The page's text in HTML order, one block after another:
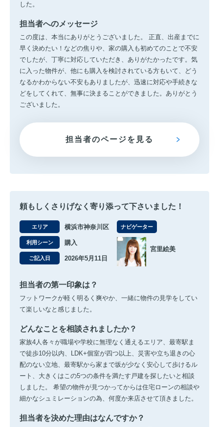
した。
担当者へのメッセージ
この度は、本当にありがとうございました。 正直、出産までに
早く決めたい！などの焦りや、家の購入も初めてのことで不安
でしたが、丁寧に対応していただき、ありがたかったです。気
に入った物件が、他にも購入を検討されている方もいて、どう
なるかわからない不安もありましたが、迅速に対応や手続きな
どをしてくれて、無事に決まることができました。ありがとう
ございました。
担当者のページを見る
頼もしくさりげなく寄り添って下さいました！
エリア 横浜市神奈川区
利用シーン 購入
ご記入日 2026年5月11日
ナビゲーター
宮里絵美
担当者の第一印象は？
フットワークが軽く明るく爽やか、一緒に物件の見学をしてい
て楽しいなと感じました。
どんなことを相談されましたか？
家族4人各々が職場や学校に無理なく通えるエリア、最寄駅ま
で徒歩10分以内、LDK+個室が四つ以上、災害や立ち退きの心
配のない立地、最寄駅から家まで坂が少なく安心して歩けるル
ート、大きくはこの5つの条件を満たす戸建を探したいと相談
しました。 希望の物件が見つかってからは住宅ローンの相談や
細かなシュミレーションの為、何度か来店させて頂きました。
担当者を決めた理由はなんですか？